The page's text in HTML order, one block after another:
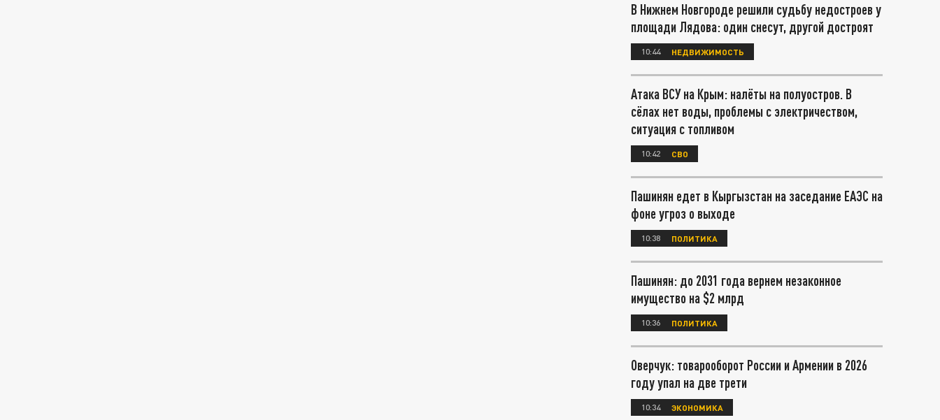
В Нижнем Новгороде решили судьбу недостроев у
площади Лядова: один снесут, другой достроят
10:44 НЕДВИЖИМОСТЬ
Атака ВСУ на Крым: налёты на полуостров. В
сёлах нет воды, проблемы с электричеством,
ситуация с топливом
10:42 СВО
Пашинян едет в Кыргызстан на заседание ЕАЭС на
фоне угроз о выходе
10:38 ПОЛИТИКА
Пашинян: до 2031 года вернем незаконное
имущество на $2 млрд
10:36 ПОЛИТИКА
Оверчук: товарооборот России и Армении в 2026
году упал на две трети
10:34 ЭКОНОМИКА